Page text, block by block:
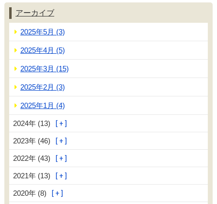
アーカイブ
2025年5月 (3)
2025年4月 (5)
2025年3月 (15)
2025年2月 (3)
2025年1月 (4)
2024年 (13)
2023年 (46)
2022年 (43)
2021年 (13)
2020年 (8)